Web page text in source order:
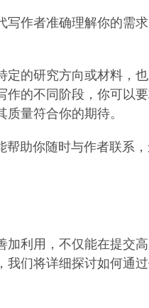
写作者准确理解你的需
定的研究方向或材料，
作的不同阶段，你可以
量符合你的期待。
帮助你随时与作者联系
加利用，不仅能在提交
我们将详细探讨如何通